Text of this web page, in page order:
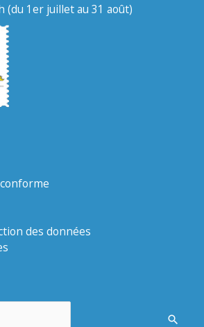
(du 1er juillet au 31 août)
des données